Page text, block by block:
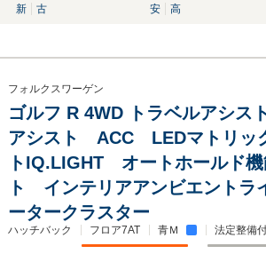
新
古
安
高
フォルクスワーゲン
ゴルフ R 4WD トラベルアシ
アシスト ACC LEDマトリッ
トIQ.LIGHT オートホールド
ト インテリアアンビエント
ータークラスター
ハッチバック フロア7AT 青Ｍ 法定整備